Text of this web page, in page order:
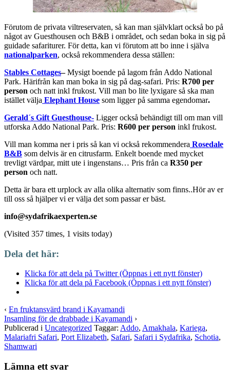
Förutom de privata viltreservaten, så kan man självklart också bo på
något av Guesthousen och B&B i området, och sedan boka in sig på
guidade safariturer. För detta, kan vi förutom att bo inne i själva
nationalparken, också rekommendera dessa ställen:
Stables Cottages–Mysigt boende på lagom från Addo National
Park. Härifrån kan man boka in sig på dag-safari. Pris: R700 per
person och natt inkl frukost. Vill man bo lite lyxigare så ska man
istället välja Elephant House som ligger på samma egendomar.
Gerald´s Gift Guesthouse- Ligger också behändigt till om man vill
utforska Addo National Park. Pris: R600 per person inkl frukost.
Vill man komma ner i pris så kan vi också rekommendera Rosedale
B&B som delvis är en citrusfarm. Enkelt boende med mycket
trevligt värdpar, mitt ute i ingenstans… Pris från ca R350 per
person och natt.
Detta är bara ett urplock av alla olika alternativ som finns..Hör av er
till oss så hjälper vi er välja det som passar er bäst.
info@sydafrikaexperten.se
(Visited 357 times, 1 visits today)
Dela det här:
Klicka för att dela på Twitter (Öppnas i ett nytt fönster)
Klicka för att dela på Facebook (Öppnas i ett nytt fönster)
‹ En fruktansvärd brand i Kayamandi
Insamling för de drabbade i Kayamandi ›
Publicerad i Uncategorized Taggar: Addo, Amakhala, Kariega,
Malariafri Safari, Port Elizabeth, Safari, Safari i Sydafrika, Schotia,
Shamwari
Lämna ett svar